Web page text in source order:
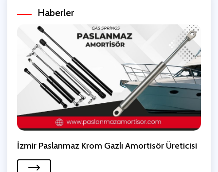
Haberler
İzmir Paslanmaz Krom Gazlı Amortisör Üreticisi